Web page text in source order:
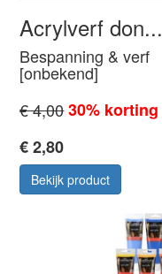
Acrylverf don...
Bespanning & verf
[onbekend]
€ 4,0030% korting
€ 2,80
Bekijk product